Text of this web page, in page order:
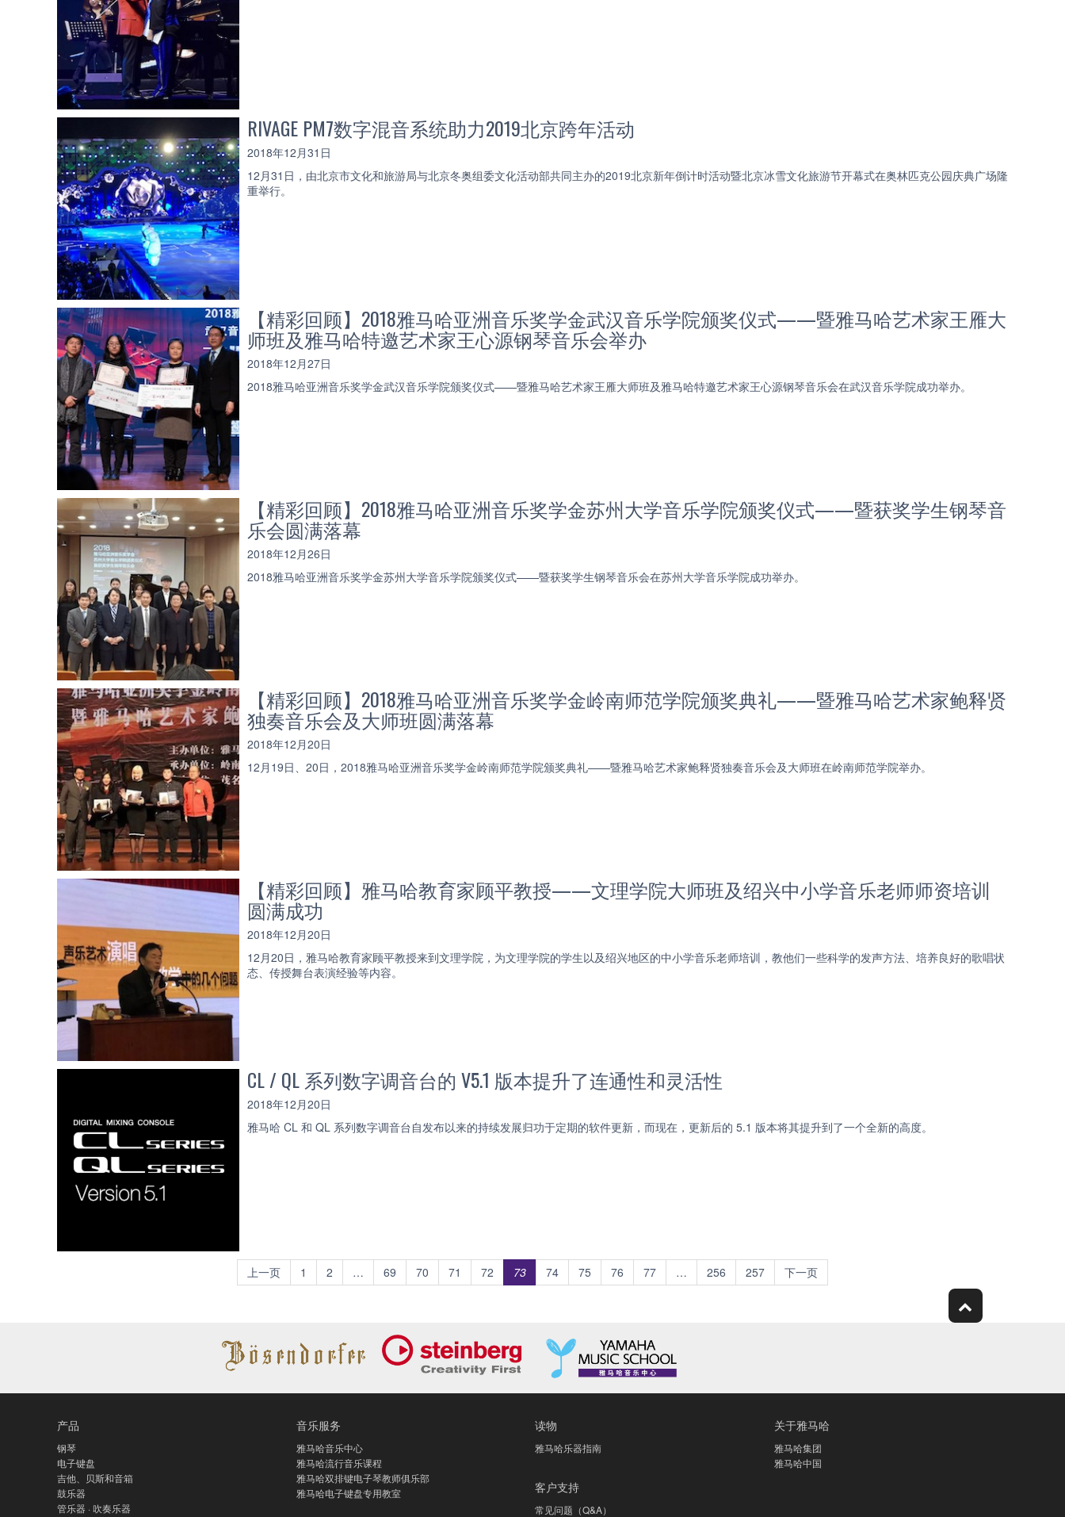
RIVAGE PM7数字混音系统助力2019北京跨年活动
2018年12月31日
12月31日，由北京市文化和旅游局与北京冬奥组委文化活动部共同主办的2019北京新年倒计时活动暨北京冰雪文化旅游节开幕式在奥林匹克公园庆典广场隆
重举行。
【精彩回顾】2018雅马哈亚洲音乐奖学金武汉音乐学院颁奖仪式——暨雅马哈艺术家王雁大
师班及雅马哈特邀艺术家王心源钢琴音乐会举办
2018年12月27日
2018雅马哈亚洲音乐奖学金武汉音乐学院颁奖仪式——暨雅马哈艺术家王雁大师班及雅马哈特邀艺术家王心源钢琴音乐会在武汉音乐学院成功举办。
【精彩回顾】2018雅马哈亚洲音乐奖学金苏州大学音乐学院颁奖仪式——暨获奖学生钢琴音
乐会圆满落幕
2018年12月26日
2018雅马哈亚洲音乐奖学金苏州大学音乐学院颁奖仪式——暨获奖学生钢琴音乐会在苏州大学音乐学院成功举办。
【精彩回顾】2018雅马哈亚洲音乐奖学金岭南师范学院颁奖典礼——暨雅马哈艺术家鲍释贤
独奏音乐会及大师班圆满落幕
2018年12月20日
12月19日、20日，2018雅马哈亚洲音乐奖学金岭南师范学院颁奖典礼——暨雅马哈艺术家鲍释贤独奏音乐会及大师班在岭南师范学院举办。
【精彩回顾】雅马哈教育家顾平教授——文理学院大师班及绍兴中小学音乐老师师资培训
圆满成功
2018年12月20日
12月20日，雅马哈教育家顾平教授来到文理学院，为文理学院的学生以及绍兴地区的中小学音乐老师培训，教他们一些科学的发声方法、培养良好的歌唱状
态、传授舞台表演经验等内容。
CL / QL 系列数字调音台的 V5.1 版本提升了连通性和灵活性
2018年12月20日
雅马哈 CL 和 QL 系列数字调音台自发布以来的持续发展归功于定期的软件更新，而现在，更新后的 5.1 版本将其提升到了一个全新的高度。
上一页 1 2 … 69 70 71 72 73 74 75 76 77 … 256 257 下一页
产品
钢琴
电子键盘
吉他、贝斯和音箱
鼓乐器
管乐器 · 吹奏乐器
音乐服务
雅马哈音乐中心
雅马哈流行音乐课程
雅马哈双排键电子琴教师俱乐部
雅马哈电子键盘专用教室
读物
雅马哈乐器指南
客户支持
常见问题（Q&A）
关于雅马哈
雅马哈集团
雅马哈中国